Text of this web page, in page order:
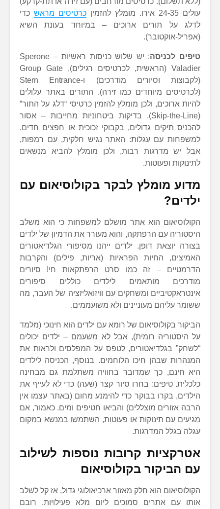
עולים 24-35 אירו. מומלץ להזמין
כרטיסים מראש כדי
לדלג על תורים ארוכים – במיוחד בעונת השיא
(אפריל-אוקטובר).
טיפים לכניסה
: יש שלוש כניסות ראשיות – Sperone
Valadier (הראשית, לכרטיסים רגילים), Group Gate
(לקבוצות וסיורים מודרכים) ו-Stern Entrance
(לכרטיסים מיוחדים כמו זירה). התורים באתר עלולים
להיות ארוכים, ולכן מומלץ להזמין כרטיסי “דלג על התור”
(Skip-the-Line). בדיקות ביטחוניות מחייבות – אסור
להכניס תיקים גדולים, בקבוקי זכוכית או חפצים חדים.
למשפחות עם עגלות: האתר נגיש חלקית, עם רמפות,
אבל יש מדרגות רבות, ולכן מומלץ להביא מנשאים
לתינוקות ופעוטות.
מדוע מומלץ לבקר בקולוסיאום עם
ילדים?
הקולוסיאום הוא אתר מושלם למשפחות כי הוא משלב
היסטוריה עם הרפתקה, והוא מעורר את הדמיון של ילדים
בצורה יוצאת דופן. ילדים ייהנו מסיפורי הגלדיאטורים
האמיצים, החיות הפראיות (אריות, פילים) והקרבות
הדרמטיים – זה כמו סרט הרפתקאות חי! סיורים
מודרכים מותאמים לילדים כוללים סיפורים
אינטראקטיביים ומשחקים עם וויזואליזציה של העבר, מה
ששומר עליהם מעוניינים ולא משועממים.
הביקור בקולוסיאום של רומא עם ילדים הוא חינוכי (מלמד
על היסטוריה רומית), אבל לא משעמם – ילדים יכולים
“לשחק” בגלדיאטורים, לטפס על המפלסים ולראות את
המנהרות שבהן חיכו הלוחמים. בנוסף, הכניסה לילדים
היא חינם, כך שמדובר בחוויה משתלמת גם מבחינה
כלכלית. טיפים: בחרו סיור קצר (שעה) כדי לא לעייף את
הילדים, בקרו בבוקר כדי להימנע מחום (באתר עצמו אין
הרבה אזורים מוצללים) והביאו חטיפים ומים. כאמור, אם
מגיעים עם תינוקות או פעוטות, השתמשו במנשא במקום
עגלה בגלל המדרגות.
אטרקציות קרובות נוספות לשילוב
עם הביקור בקולוסיאום
הקולוסיאום הוא חלק מאזור ארכיאולוגי גדול, אז קל לשלב
אותו עם אתרים סמוכים ליום מלא פעילויות. רובם